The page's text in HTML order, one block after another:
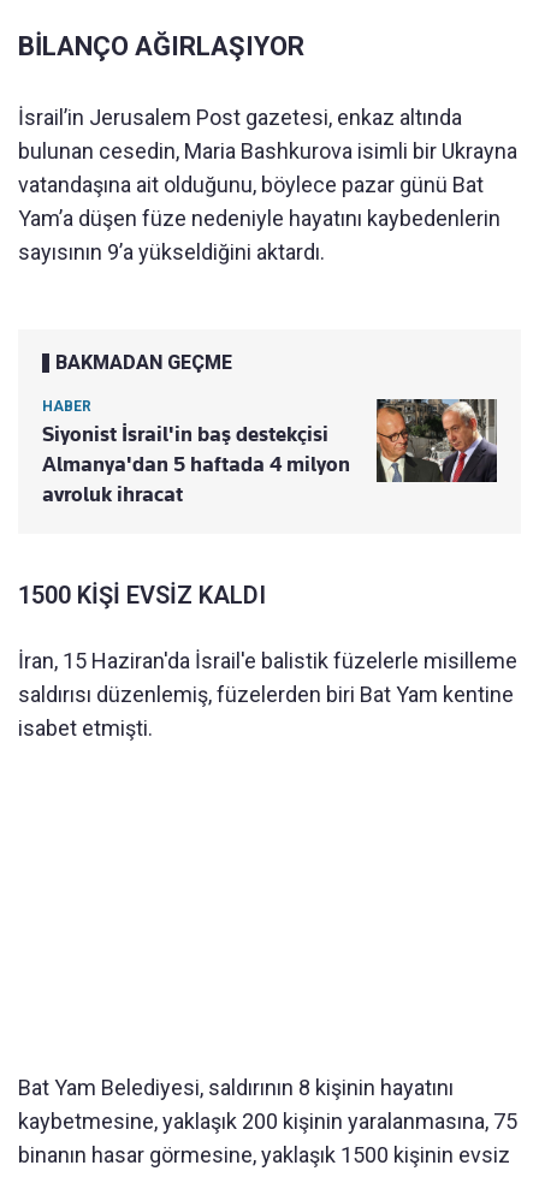
BİLANÇO AĞIRLAŞIYOR
İsrail’in Jerusalem Post gazetesi, enkaz altında
bulunan cesedin, Maria Bashkurova isimli bir Ukrayna
vatandaşına ait olduğunu, böylece pazar günü Bat
Yam’a düşen füze nedeniyle hayatını kaybedenlerin
sayısının 9’a yükseldiğini aktardı.
BAKMADAN GEÇME
HABER
Siyonist İsrail'in baş destekçisi
Almanya'dan 5 haftada 4 milyon
avroluk ihracat
1500 KİŞİ EVSİZ KALDI
İran, 15 Haziran'da İsrail'e balistik füzelerle misilleme
saldırısı düzenlemiş, füzelerden biri Bat Yam kentine
isabet etmişti.
Bat Yam Belediyesi, saldırının 8 kişinin hayatını
kaybetmesine, yaklaşık 200 kişinin yaralanmasına, 75
binanın hasar görmesine, yaklaşık 1500 kişinin evsiz